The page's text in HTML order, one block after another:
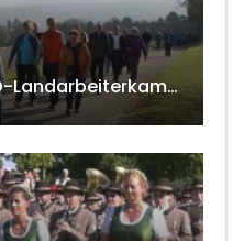
Wandertag der NÖ-Landarbeiterkammer in Hollabrunn 2024